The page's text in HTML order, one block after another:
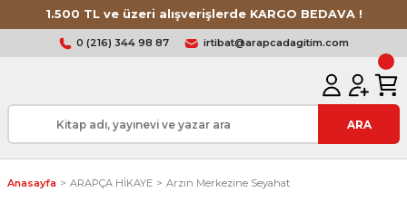
1.500 TL ve üzeri alışverişlerde KARGO BEDAVA !
0 (216) 344 98 87 irtibat@arapcadagitim.com
ARA
Anasayfa ARAPÇA HİKAYE Arzın Merkezine Seyahat